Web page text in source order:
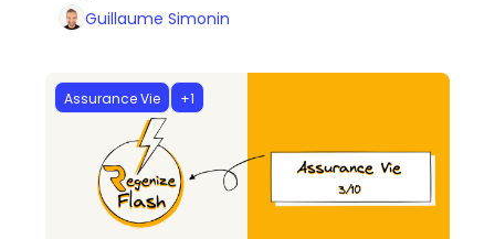
Guillaume Simonin
Assurance Vie +1